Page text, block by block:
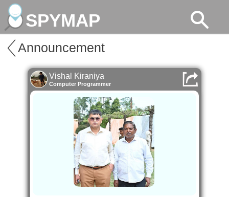
SPYMAP
Announcement
Vishal Kiraniya
Computer Programmer